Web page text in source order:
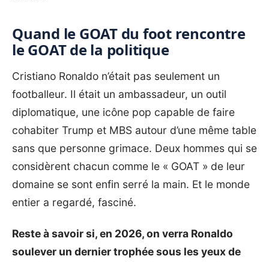
Quand le GOAT du foot rencontre
le GOAT de la politique
Cristiano Ronaldo n’était pas seulement un
footballeur. Il était un ambassadeur, un outil
diplomatique, une icône pop capable de faire
cohabiter Trump et MBS autour d’une même table
sans que personne grimace. Deux hommes qui se
considèrent chacun comme le « GOAT » de leur
domaine se sont enfin serré la main. Et le monde
entier a regardé, fasciné.
Reste à savoir si, en 2026, on verra Ronaldo
soulever un dernier trophée sous les yeux de